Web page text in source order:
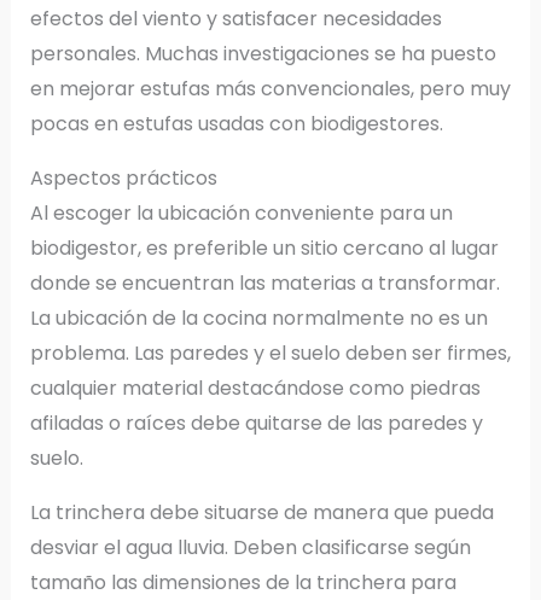
efectos del viento y satisfacer necesidades
personales. Muchas investigaciones se ha puesto
en mejorar estufas más convencionales, pero muy
pocas en estufas usadas con biodigestores.
Aspectos prácticos
Al escoger la ubicación conveniente para un
biodigestor, es preferible un sitio cercano al lugar
donde se encuentran las materias a transformar.
La ubicación de la cocina normalmente no es un
problema. Las paredes y el suelo deben ser firmes,
cualquier material destacándose como piedras
afiladas o raíces debe quitarse de las paredes y
suelo.
La trinchera debe situarse de manera que pueda
desviar el agua lluvia. Deben clasificarse según
tamaño las dimensiones de la trinchera para